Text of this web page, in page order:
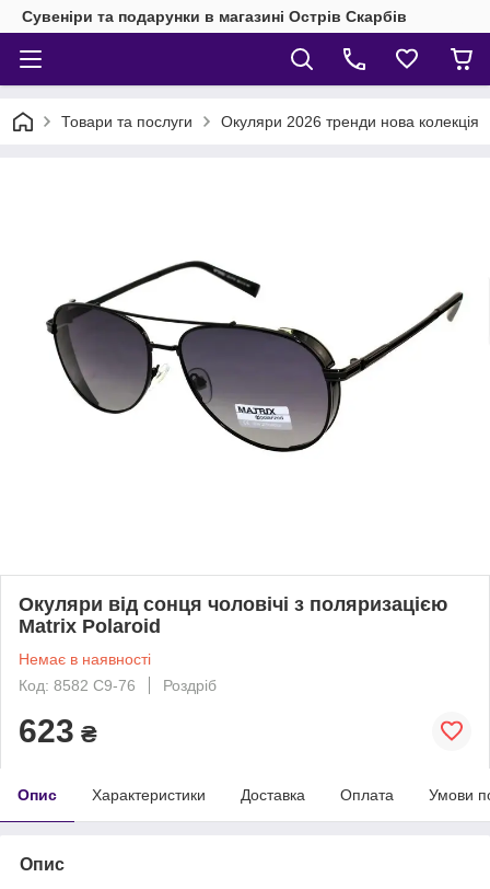
Сувеніри та подарунки в магазині Острів Скарбів
Товари та послуги Окуляри 2026 тренди нова колекція
Окуляри від сонця чоловічі з поляризацією
Matrix Polaroid
Немає в наявності
Код: 8582 C9-76
Роздріб
623 ₴
Опис Характеристики Доставка Оплата Умови
Опис